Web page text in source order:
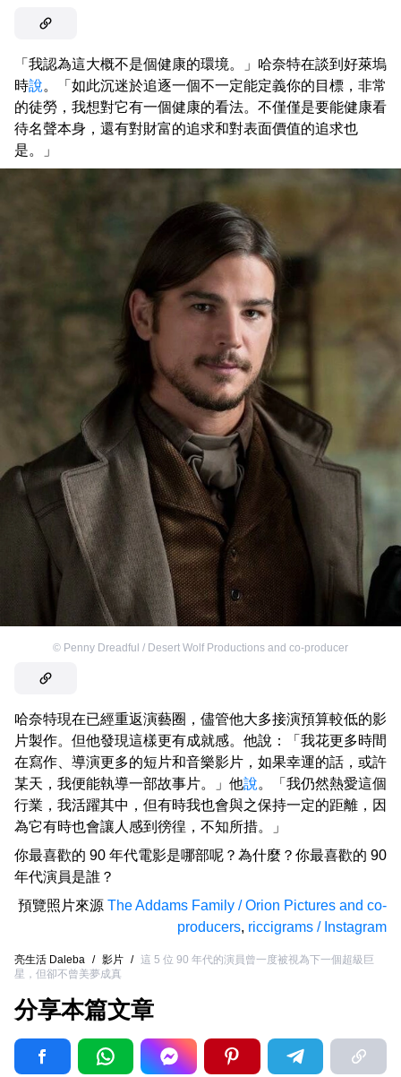
「我認為這大概不是個健康的環境。」哈奈特在談到好萊塢
時說。「如此沉迷於追逐一個不一定能定義你的目標，非常
的徒勞，我想對它有一個健康的看法。不僅僅是要能健康看
待名聲本身，還有對財富的追求和對表面價值的追求也
是。」
© Penny Dreadful / Desert Wolf Productions and co-producer
哈奈特現在已經重返演藝圈，儘管他大多接演預算較低的影
片製作。但他發現這樣更有成就感。他說：「我花更多時間
在寫作、導演更多的短片和音樂影片，如果幸運的話，或許
某天，我便能執導一部故事片。」他說。「我仍然熱愛這個
行業，我活躍其中，但有時我也會與之保持一定的距離，因
為它有時也會讓人感到徬徨，不知所措。」
你最喜歡的 90 年代電影是哪部呢？為什麼？你最喜歡的 90
年代演員是誰？
預覽照片來源 The Addams Family / Orion Pictures and co-
producers, riccigrams / Instagram
亮生活 Daleba / 影片 /
這 5 位 90 年代的演員曾一度被視為下一個超級巨
星，但卻不曾美夢成真
分享本篇文章